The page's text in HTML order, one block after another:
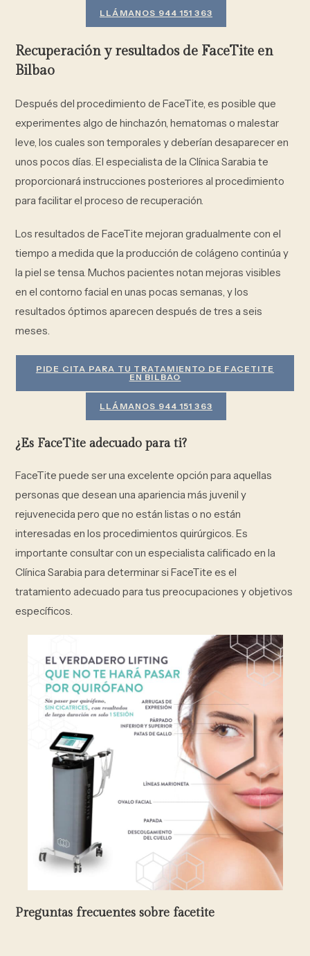
LLÁMANOS 944 151 363
Recuperación y resultados de FaceTite en
Bilbao
Después del procedimiento de FaceTite, es posible que
experimentes algo de hinchazón, hematomas o malestar
leve, los cuales son temporales y deberían desaparecer en
unos pocos días. El especialista de la Clínica Sarabia te
proporcionará instrucciones posteriores al procedimiento
para facilitar el proceso de recuperación.
Los resultados de FaceTite mejoran gradualmente con el
tiempo a medida que la producción de colágeno continúa y
la piel se tensa. Muchos pacientes notan mejoras visibles
en el contorno facial en unas pocas semanas, y los
resultados óptimos aparecen después de tres a seis
meses.
PIDE CITA PARA TU TRATAMIENTO DE FACETITE
EN BILBAO
LLÁMANOS 944 151 363
¿Es FaceTite adecuado para ti?
FaceTite puede ser una excelente opción para aquellas
personas que desean una apariencia más juvenil y
rejuvenecida pero que no están listas o no están
interesadas en los procedimientos quirúrgicos. Es
importante consultar con un especialista calificado en la
Clínica Sarabia para determinar si FaceTite es el
tratamiento adecuado para tus preocupaciones y objetivos
específicos.
Preguntas frecuentes sobre facetite